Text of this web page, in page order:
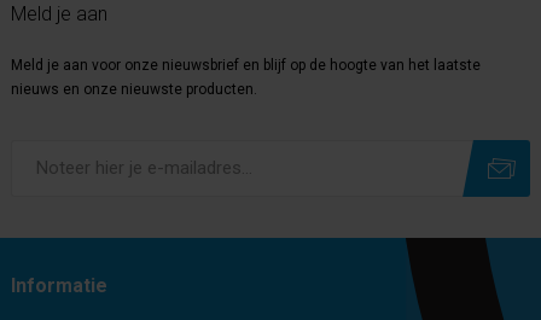
Meld je aan
Meld je aan voor onze nieuwsbrief en blijf op de hoogte van het laatste
nieuws en onze nieuwste producten.
Informatie